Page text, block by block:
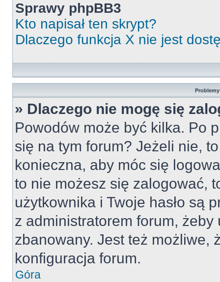
Sprawy phpBB3
Kto napisał ten skrypt?
Dlaczego funkcja X nie jest
» Dlaczego nie mogę się
Powodów może być kilka. Po
się na tym forum? Jeżeli nie,
konieczna, aby móc się
to nie możesz się zalogować,
użytkownika i Twoje hasło są
z administratorem forum, żeby
zbanowany. Jest też możliwe,
konfiguracja forum.
Góra